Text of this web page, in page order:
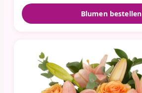
Blumen bestellen